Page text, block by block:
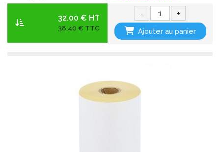
32.00 € HT
38,40 € TTC
- +
Ajouter au panier